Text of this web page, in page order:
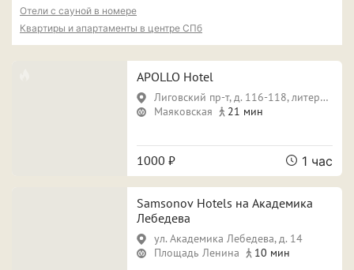
Отели с сауной в номере
Квартиры и апартаменты в центре СПб
APOLLO Hotel
Лиговский пр-т, д. 116-118, литера Б
Маяковская
21 мин
1000 ₽ 1 час
Samsonov Hotels на Академика
Лебедева
​ул. Академика Лебедева, д. 14
Площадь Ленина
10 мин